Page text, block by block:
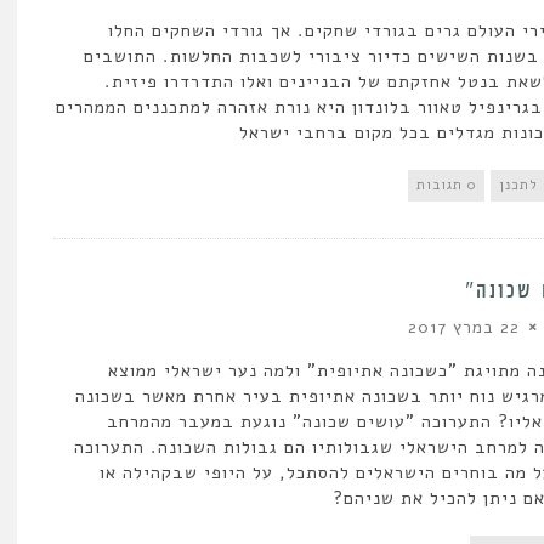
העולם גרים בגורדי שחקים. אך גורדי השחקים החלו
בשנות השישים כדיור ציבורי לשכבות החלשות. התושבים
בנטל אחזקתם של הבניינים ואלו התדרדרו פיזית.
טאוור בלונדון היא נורת אזהרה למתכננים הממהרים
מגדלים בכל מקום ברחבי ישראל
לתכנן 0 תגובות
שכונה”
22 במרץ 2017
מתויגת "כשכונה אתיופית" ולמה נער ישראלי ממוצא
נוח יותר בשכונה אתיופית בעיר אחרת מאשר בשכונה
התערוכה "עושים שכונה" נוגעת במעבר מהמרחב
למרחב הישראלי שגבולותיו הם גבולות השכונה. התערוכה
מה בוחרים הישראלים להסתכל, על היופי שבקהילה או
ניתן להכיל את שניהם?